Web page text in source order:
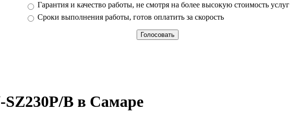
Гарантия и качество работы, не смотря на более высокую стоимость услуг
Сроки выполнения работы, готов оплатить за скорость
B в Самаре